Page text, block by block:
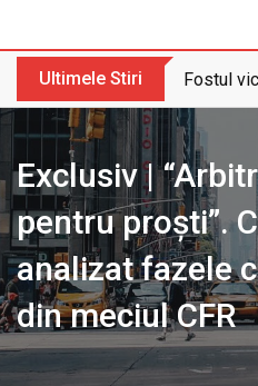
Ultimele Stiri Fostul
Exclusiv |
pentru proști”.
analizat fazele
din meciul CFR